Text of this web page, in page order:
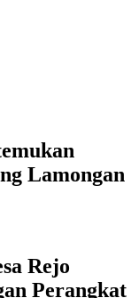
Lamongan
Rejo
Perangkat